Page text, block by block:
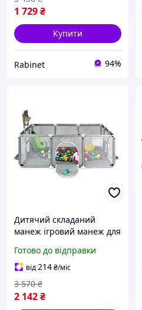
180х120
1 729₴
Купити
Rabinet 94%
Дитячий складаний
манеж ігровий манеж для
ігровий манеж Манеж із
великими розмірами
180х120
Готово до відправки
від214₴/міс
2 142₴
3 570 ₴